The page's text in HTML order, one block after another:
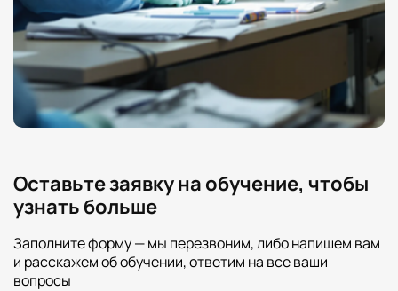
Оставьте заявку на обучение, чтобы
узнать больше
Заполните форму — мы перезвоним, либо напишем вам
и расскажем об обучении, ответим на все ваши
вопросы